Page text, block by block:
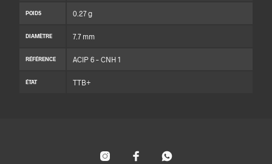
POIDS 0.27 g
DIAMÈTRE 7.7 mm
RÉFÉRENCE ACIP 6 – CNH 1
ÉTAT TTB+